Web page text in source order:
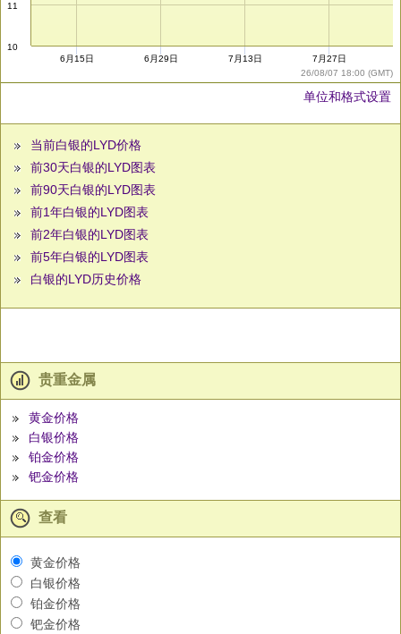
26/08/07 18:00 (GMT)
10
11
6月15日 6月29日 7月13日 7月27日
单位和格式设置
当前白银的LYD价格
前30天白银的LYD图表
前90天白银的LYD图表
前1年白银的LYD图表
前2年白银的LYD图表
前5年白银的LYD图表
白银的LYD历史价格
贵重金属
黄金价格
白银价格
铂金价格
钯金价格
查看
黄金价格
白银价格
铂金价格
钯金价格